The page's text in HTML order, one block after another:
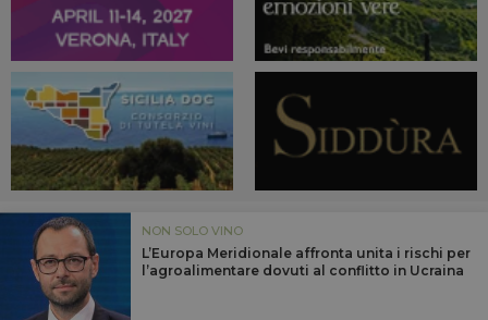
NON SOLO VINO
L’Europa Meridionale affronta unita i rischi per
l’agroalimentare dovuti al conflitto in Ucraina